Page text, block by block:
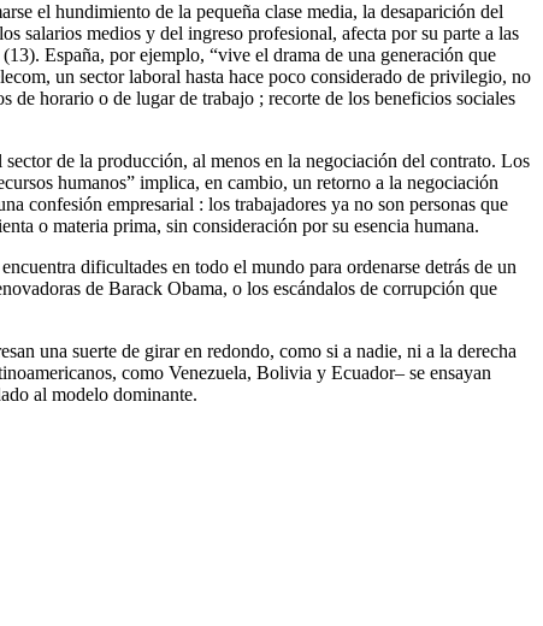
el hundimiento de la pequeña clase media, la desaparición del
salarios medios y del ingreso profesional, afecta por su parte a las
España, por ejemplo, “vive el drama de una generación que
un sector laboral hasta hace poco considerado de privilegio, no
de horario o de lugar de trabajo ; recorte de los beneficios sociales
de la producción, al menos en la negociación del contrato. Los
humanos” implica, en cambio, un retorno a la negociación
confesión empresarial : los trabajadores ya no son personas que
o materia prima, sin consideración por su esencia humana.
dificultades en todo el mundo para ordenarse detrás de un
de Barack Obama, o los escándalos de corrupción que
una suerte de girar en redondo, como si a nadie, ni a la derecha
como Venezuela, Bolivia y Ecuador– se ensayan
al modelo dominante.